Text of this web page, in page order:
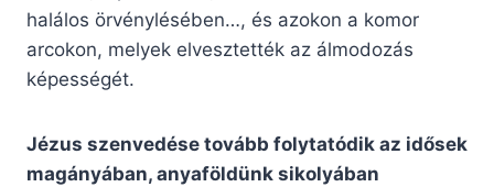
halálos örvénylésében…, és azokon a komor
arcokon, melyek elvesztették az álmodozás
képességét.
Jézus szenvedése tovább folytatódik az idősek
magányában, anyaföldünk sikolyában